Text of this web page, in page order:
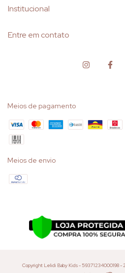
Institucional
Entre em contato
Meios de pagamento
Meios de envio
Copyright Lelidi Baby Kids - 59371234000198 -